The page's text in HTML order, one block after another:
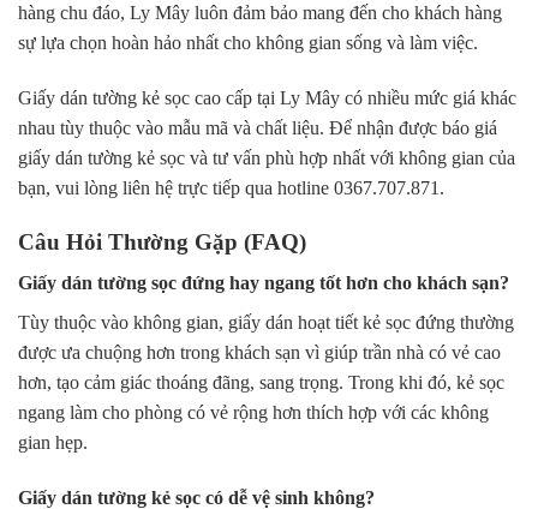
hàng chu đáo, Ly Mây luôn đảm bảo mang đến cho khách hàng
sự lựa chọn hoàn hảo nhất cho không gian sống và làm việc.
Giấy dán tường kẻ sọc cao cấp tại Ly Mây có nhiều mức giá khác
nhau tùy thuộc vào mẫu mã và chất liệu. Để nhận được báo giá
giấy dán tường kẻ sọc và tư vấn phù hợp nhất với không gian của
bạn, vui lòng liên hệ trực tiếp qua hotline 0367.707.871.
Câu Hỏi Thường Gặp (FAQ)
Giấy dán tường sọc đứng hay ngang tốt hơn cho khách sạn?
Tùy thuộc vào không gian, giấy dán hoạt tiết kẻ sọc đứng thường
được ưa chuộng hơn trong khách sạn vì giúp trần nhà có vẻ cao
hơn, tạo cảm giác thoáng đãng, sang trọng. Trong khi đó, kẻ sọc
ngang làm cho phòng có vẻ rộng hơn thích hợp với các không
gian hẹp.
Giấy dán tường kẻ sọc có dễ vệ sinh không?